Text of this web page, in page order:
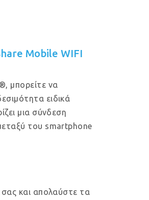
Mobile WIFI
μπορείτε να
ειδικά
μια σύνδεση
του smartphone
σας και απολαύστε τα